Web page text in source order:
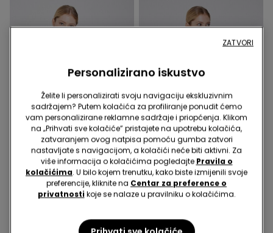
Kapuljačom s Uzicom i
Patentnim Zatvaračem
6 Boje
Kapuljačom s Uzicom i
Patentnim Zatvaračem
Personalizirano iskustvo
Želite li personalizirati svoju navigaciju ekskluzivnim
sadržajem? Putem kolačića za profiliranje ponudit ćemo
vam personalizirane reklamne sadržaje i priopćenja. Klikom
na „Prihvati sve kolačiće” pristajete na upotrebu kolačića,
zatvaranjem ovog natpisa pomoću gumba zatvori
nastavljate s navigacijom, a kolačići neće biti aktivni. Za
više informacija o kolačićima pogledajte Pravila o
kolačićima. U bilo kojem trenutku, kako biste izmijenili svoje
preferencije, kliknite na Centar za preference o
privatnostikoje se nalaze u pravilniku o kolačićima.
ZATVORI